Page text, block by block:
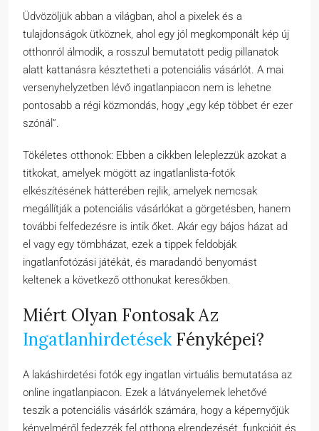
Üdvözöljük abban a világban, ahol a pixelek és a
tulajdonságok ütköznek, ahol egy jól megkomponált kép új
otthonról álmodik, a rosszul bemutatott pedig pillanatok
alatt kattanásra késztetheti a potenciális vásárlót. A mai
versenyhelyzetben lévő ingatlanpiacon nem is lehetne
pontosabb a régi közmondás, hogy „egy kép többet ér ezer
szónál”.
Tökéletes otthonok: Ebben a cikkben leleplezzük azokat a
titkokat, amelyek mögött az ingatlanlista-fotók
elkészítésének hátterében rejlik, amelyek nemcsak
megállítják a potenciális vásárlókat a görgetésben, hanem
további felfedezésre is intik őket. Akár egy bájos házat ad
el vagy egy tömbházat, ezek a tippek feldobják
ingatlanfotózási játékát, és maradandó benyomást
keltenek a következő otthonukat keresőkben.
Miért Olyan Fontosak Az
IngatlanhirdetésekFényképei?
A lakáshirdetési fotók egy ingatlan virtuális bemutatása az
online ingatlanpiacon. Ezek a látványelemek lehetővé
teszik a potenciális vásárlók számára, hogy a képernyőjük
kényelméről fedezzék fel otthona elrendezését, funkcióit és